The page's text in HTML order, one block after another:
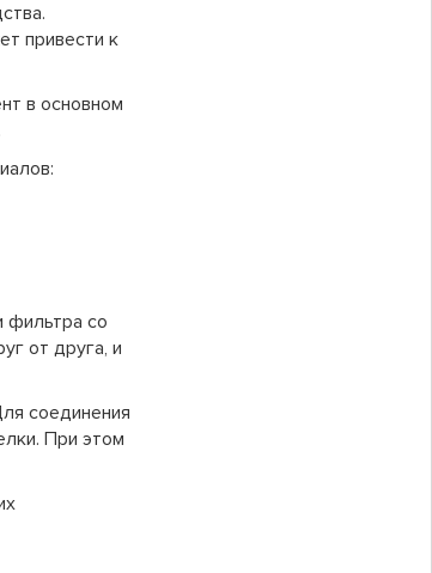
привести к
в основном
фильтра со
от друга, и
соединения
При этом